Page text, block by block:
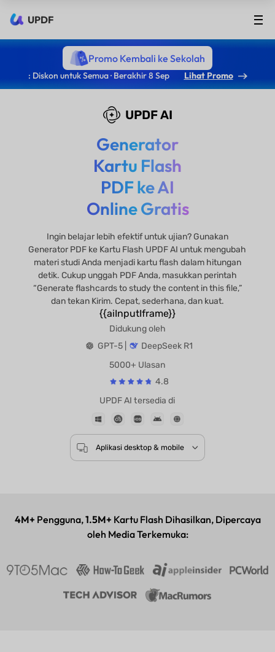
UPDF
Promo Kembali ke Sekolah
: Diskon untuk Semua · Berakhir 8 Sep Lihat Promo
UPDF AI
Generator
Kartu Flash
PDF ke AI
Online Gratis
Ingin belajar lebih efektif untuk ujian? Gunakan
Generator PDF ke Kartu Flash UPDF AI untuk mengubah
materi studi Anda menjadi kartu flash dalam hitungan
detik. Cukup unggah PDF Anda, masukkan perintah
“Generate flashcards to study the content in this file,”
dan tekan Kirim. Cepat, sederhana, dan kuat.
{{aiInputIframe}}
5000+ Ulasan
4.8
UPDF AI tersedia di
4M+ Pengguna,1.5M+ Kartu Flash Dihasilkan, Dipercaya
oleh Media Terkemuka: